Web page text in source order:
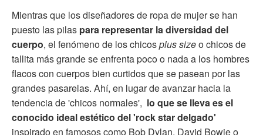
Mientras que los diseñadores de ropa de mujer se han
puesto las pilas para representar la diversidad del
cuerpo, el fenómeno de los chicosplus sizeo chicos de
tallita más grande se enfrenta poco o nada a los hombres
flacos con cuerpos bien curtidos que se pasean por las
grandes pasarelas. Ahí, en lugar de avanzar hacia la
tendencia de 'chicos normales', lo que se lleva es el
conocido ideal estético del 'rock star delgado'
inspirado en famosos como Bob Dylan, David Bowie o